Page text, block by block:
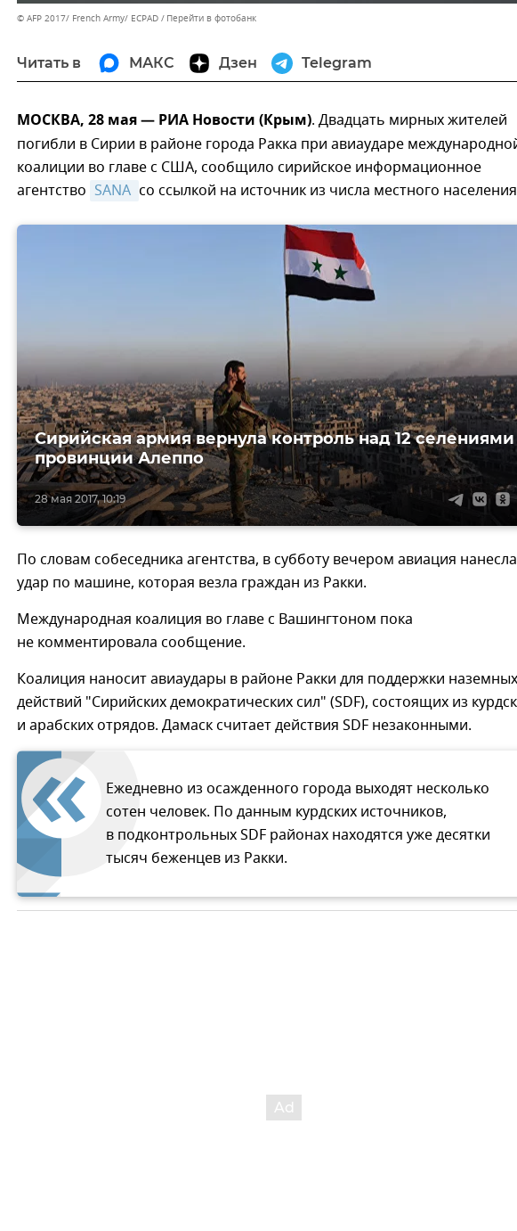
© AFP 2017/ French Army/ ECPAD Перейти в фотобанк
Читать в МАКС Дзен Telegram
МОСКВА, 28 мая — РИА Новости (Крым). Двадцать мирных жителей
погибли в Сирии в районе города Ракка при авиаударе
коалиции во главе с США, сообщило сирийское информационное
агентство SANA со ссылкой на источник из числа местного
28 мая 2017, 10:19
Сирийская армия вернула контроль над 12 селениями
провинции Алеппо
По словам собеседника агентства, в субботу вечером авиация нанесла
удар по машине, которая везла граждан из Ракки.
Международная коалиция во главе с Вашингтоном пока
не комментировала сообщение.
Коалиция наносит авиаудары в районе Ракки для поддержки наземных
действий "Сирийских демократических сил" (SDF), состоящих из
и арабских отрядов. Дамаск считает действия SDF незаконными.
Ежедневно из осажденного города выходят несколько
сотен человек. По данным курдских источников,
в подконтрольных SDF районах находятся уже десятки
тысяч беженцев из Ракки.